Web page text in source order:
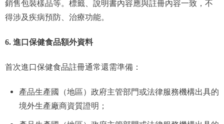
銷售包裝樣品等。標籤、說明書內容應與註冊內容一致，不
得涉及疾病預防、治療功能。
6. 進口保健食品額外資料
首次進口保健食品註冊通常還需準備：
產品生產國（地區）政府主管部門或法律服務機構出具的
境外生產廠商資質證明；